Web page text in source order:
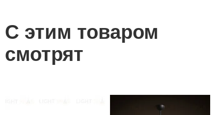
С этим товаром
смотрят